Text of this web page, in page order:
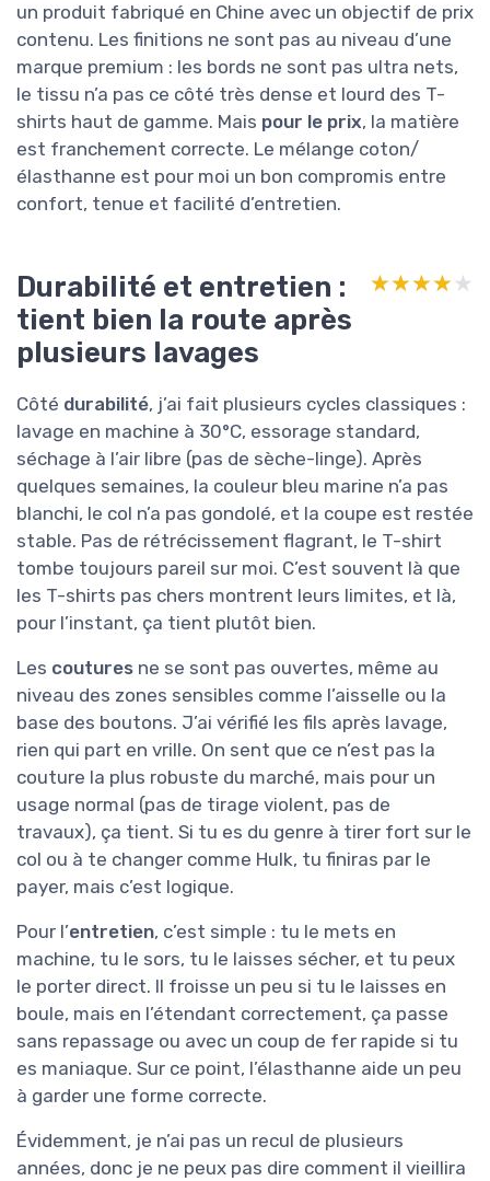
un produit fabriqué en Chine avec un objectif de prix
contenu. Les finitions ne sont pas au niveau d’une
marque premium : les bords ne sont pas ultra nets,
le tissu n’a pas ce côté très dense et lourd des T-
shirts haut de gamme. Mais pour le prix, la matière
est franchement correcte. Le mélange coton/
élasthanne est pour moi un bon compromis entre
confort, tenue et facilité d’entretien.
Durabilité et entretien :
tient bien la route après
plusieurs lavages
★★★★★
★★★★★
Côté durabilité, j’ai fait plusieurs cycles classiques :
lavage en machine à 30°C, essorage standard,
séchage à l’air libre (pas de sèche-linge). Après
quelques semaines, la couleur bleu marine n’a pas
blanchi, le col n’a pas gondolé, et la coupe est restée
stable. Pas de rétrécissement flagrant, le T-shirt
tombe toujours pareil sur moi. C’est souvent là que
les T-shirts pas chers montrent leurs limites, et là,
pour l’instant, ça tient plutôt bien.
Les coutures ne se sont pas ouvertes, même au
niveau des zones sensibles comme l’aisselle ou la
base des boutons. J’ai vérifié les fils après lavage,
rien qui part en vrille. On sent que ce n’est pas la
couture la plus robuste du marché, mais pour un
usage normal (pas de tirage violent, pas de
travaux), ça tient. Si tu es du genre à tirer fort sur le
col ou à te changer comme Hulk, tu finiras par le
payer, mais c’est logique.
Pour l’entretien, c’est simple : tu le mets en
machine, tu le sors, tu le laisses sécher, et tu peux
le porter direct. Il froisse un peu si tu le laisses en
boule, mais en l’étendant correctement, ça passe
sans repassage ou avec un coup de fer rapide si tu
es maniaque. Sur ce point, l’élasthanne aide un peu
à garder une forme correcte.
Évidemment, je n’ai pas un recul de plusieurs
années, donc je ne peux pas dire comment il vieillira